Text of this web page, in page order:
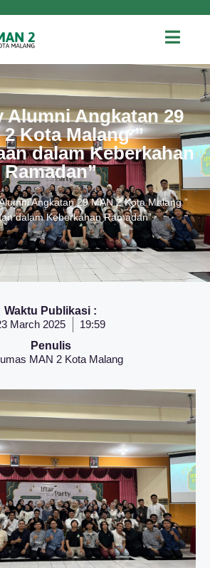
Alumni Angkatan 29
2 Kota Malang ”
dalam Keberkahan
Ramadan”
Angkatan 29 MAN 2 Kota Malang ”
dalam Keberkahan Ramadan”
Waktu Publikasi :
March 2025
19:59
Penulis
MAN 2 Kota Malang